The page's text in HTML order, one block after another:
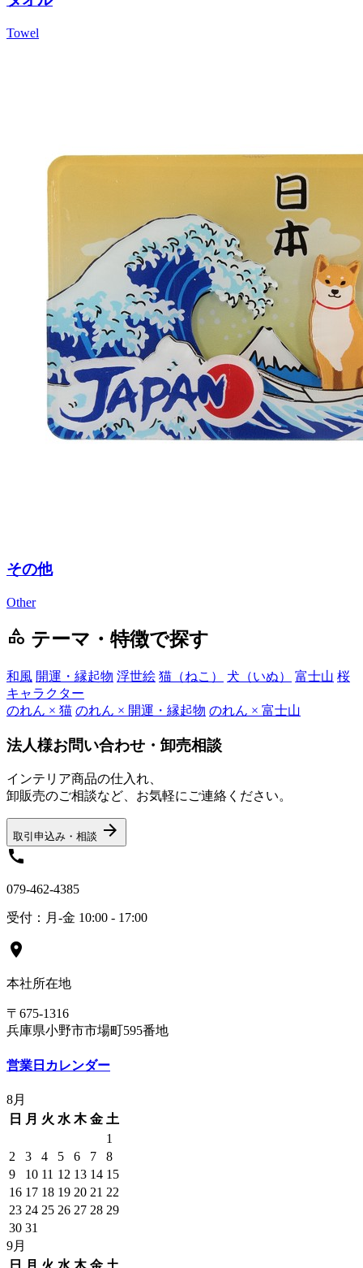
Towel
その他
Other
category テーマ・特徴で探す
和風 開運・縁起物 浮世絵 猫（ねこ） 犬（いぬ） 富士山 桜
キャラクター
のれん × 猫 のれん × 開運・縁起物 のれん × 富士山
法人様お問い合わせ・卸売相談
インテリア商品の仕入れ、
卸販売のご相談など、お気軽にご連絡ください。
取引申込み・相談 arrow_forward
call
079-462-4385
受付：月-金 10:00 - 17:00
location_on
本社所在地
〒675-1316
兵庫県小野市市場町595番地
営業日カレンダー
8月
日
月 火 水 木 金 土
1
2
3 4 5 6 7
8
9
10 11 12 13 14 15
16 17 18 19 20 21 22
23 24 25 26 27 28 29
30 31
9月
日
月 火 水 木 金 土